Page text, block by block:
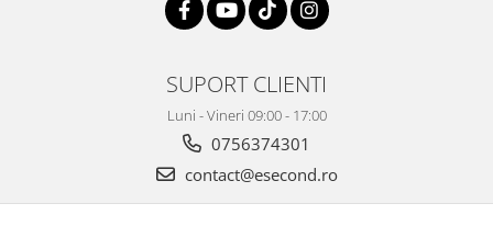
Accesorii animale de companie
SUPORT CLIENTI
Luni - Vineri 09:00 - 17:00
0756374301
contact@esecond.ro